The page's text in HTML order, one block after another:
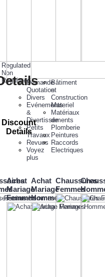
Regulated
Non
RegulatedDemande
Quotation
Divers
Evénements
&
Divertissements
Petits
Travaux
Revues
Voyez
plus
Bâtiment
et
Construction
Materiel
Matériaux
de
Plomberie
Peintures
Raccords
Electriques
Achat
Mariage
Femmes
Achat
Mariage
Hommes
Chaussures
Femmes
Discount
Details